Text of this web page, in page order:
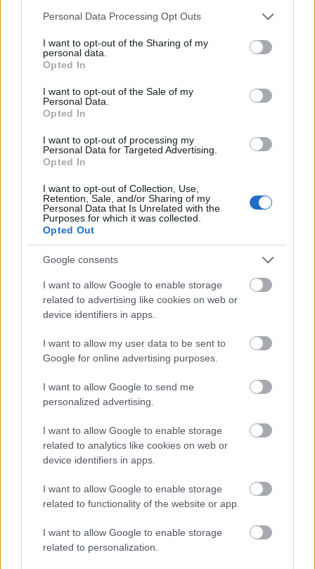
Please note that this website/app uses one or more Google
not limited to your visit or usage behaviour. You may click to
grant or deny consent to Google and its third-party tags to
use your data for below specified purposes in below Google
consent section.
Personal Data Processing Opt Outs
I want to opt-out of the Sharing of my
personal data.
Opted In
I want to opt-out of the Sale of my
Personal Data.
Opted In
I want to opt-out of processing my
Personal Data for Targeted Advertising.
Opted In
I want to opt-out of Collection, Use,
Retention, Sale, and/or Sharing of my
Personal Data that Is Unrelated with the
Purposes for which it was collected.
Opted Out
Google consents
I want to allow Google to enable storage
related to advertising like cookies on web or
device identifiers in apps.
I want to allow my user data to be sent to
Google for online advertising purposes.
I want to allow Google to send me
personalized advertising.
I want to allow Google to enable storage
related to analytics like cookies on web or
device identifiers in apps.
I want to allow Google to enable storage
related to functionality of the website or app.
I want to allow Google to enable storage
related to personalization.
figyelmeztetés
BKK KM Építő Kft. Főmterv Mérnöki Tervező Zrt.
felüljárón
A tartós nyári hőség jelentős kihívás elé állítja a KM Építőt,
Paks II.: Mit jelent az 5. blokk új
mérföldköve a felülvizsgálat
árnyékában?
Elkészült a Liszt Ferenc repülőtér
közelében lévő logisztikai bázis út- és